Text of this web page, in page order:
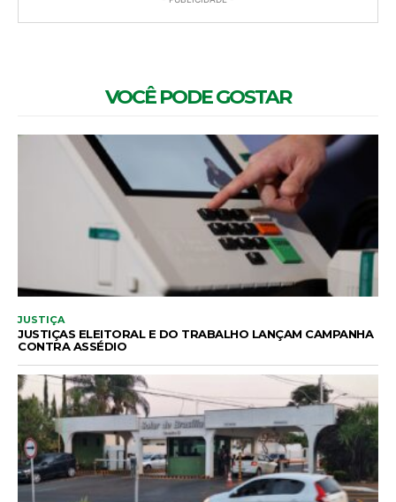
VOCÊ PODE GOSTAR
JUSTIÇA
JUSTIÇAS ELEITORAL E DO TRABALHO LANÇAM CAMPANHA
CONTRA ASSÉDIO